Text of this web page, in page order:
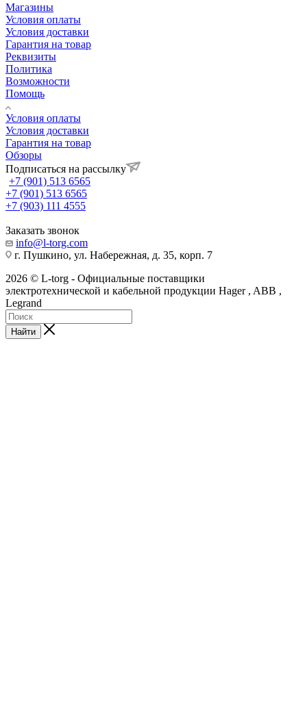
Магазины
Условия оплаты
Условия доставки
Гарантия на товар
Реквизиты
Политика
Возможности
Помощь
Условия оплаты
Условия доставки
Гарантия на товар
Обзоры
Подписаться на рассылку
+7 (901) 513 6565
+7 (901) 513 6565
+7 (903) 111 4555
Заказать звонок
info@l-torg.com
г. Пушкино, ул. Набережная, д. 35, корп. 7
2026 © L-torg - Официальные поставщики
электротехнической и кабельной продукции Hager , ABB ,
Legrand
Найти